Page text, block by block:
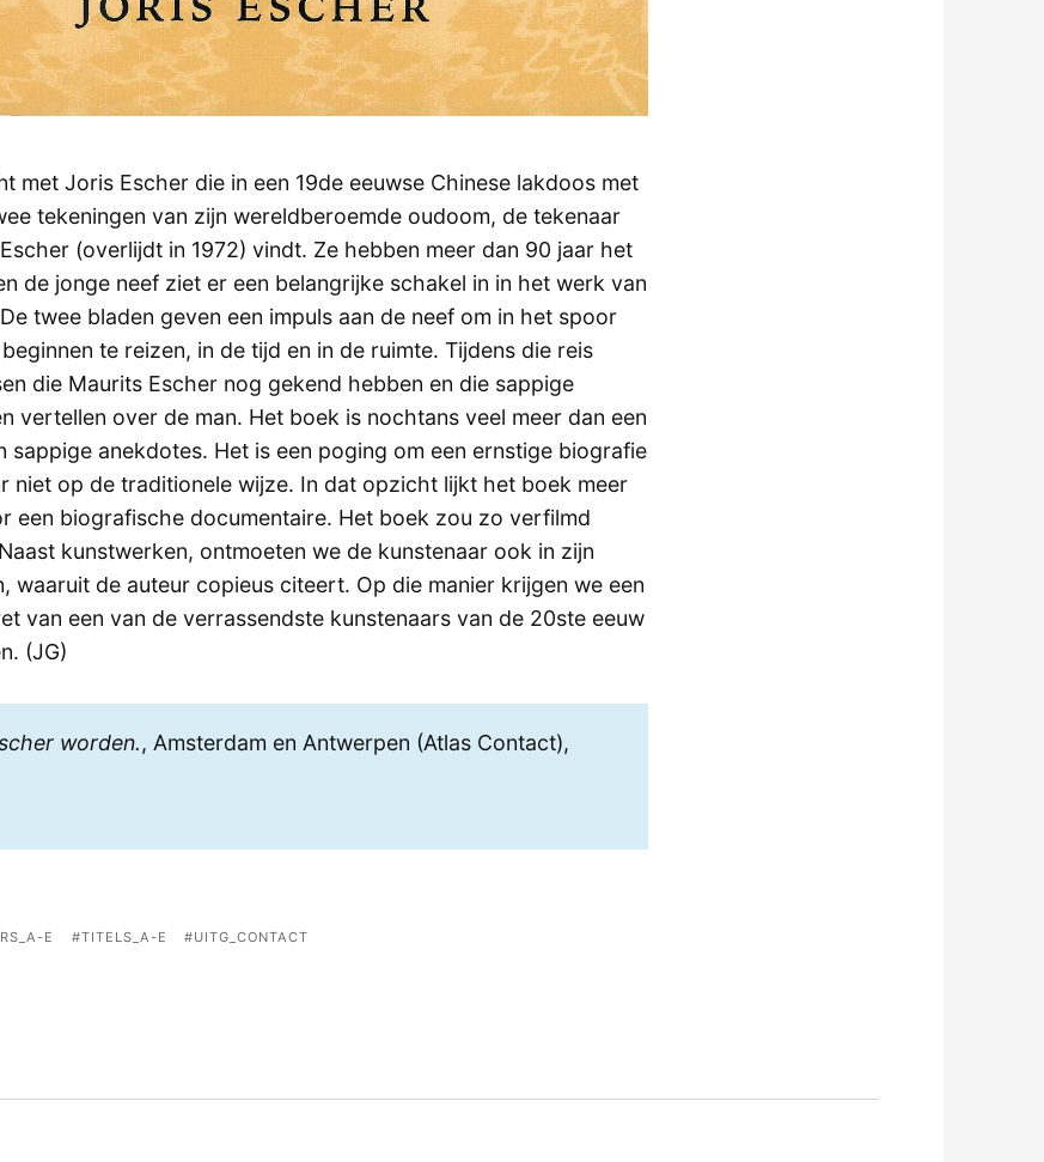
met Joris Escher die in een 19de eeuwse Chinese lakdoos met
tekeningen van zijn wereldberoemde oudoom, de tekenaar
(overlijdt in 1972) vindt. Ze hebben meer dan 90 jaar het
de jonge neef ziet er een belangrijke schakel in in het werk van
twee bladen geven een impuls aan de neef om in het spoor
te reizen, in de tijd en in de ruimte. Tijdens die reis
die Maurits Escher nog gekend hebben en die sappige
vertellen over de man. Het boek is nochtans veel meer dan een
sappige anekdotes. Het is een poging om een ernstige biografie
niet op de traditionele wijze. In dat opzicht lijkt het boek meer
een biografische documentaire. Het boek zou zo verfilmd
kunstwerken, ontmoeten we de kunstenaar ook in zijn
waaruit de auteur copieus citeert. Op die manier krijgen we een
van een van de verrassendste kunstenaars van de 20ste eeuw
(JG)
worden., Amsterdam en Antwerpen (Atlas Contact),
E TITELS_A-E UITG_CONTACT